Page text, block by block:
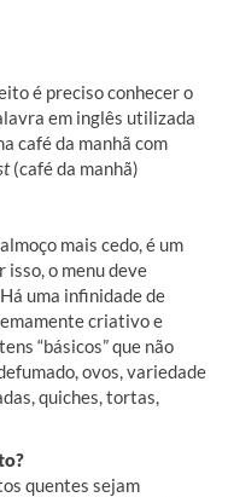
é preciso conhecer o
em inglês utilizada
café da manhã com
(café da manhã)
mais cedo, é um
isso, o menu deve
uma infinidade de
criativo e
“básicos” que não
ovos, variedade
quiches, tortas,
quentes sejam